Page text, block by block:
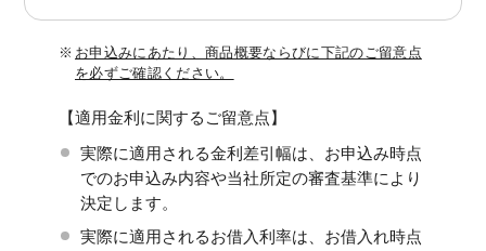
※ お申込みにあたり、商品概要ならびに下記のご留意点
を必ずご確認ください。
【適用金利に関するご留意点】
実際に適用される金利差引幅は、お申込み時点
でのお申込み内容や当社所定の審査基準により
決定します。
実際に適用されるお借入利率は、お借入れ時点